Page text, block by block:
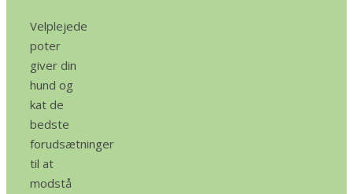
Velplejede
poter
giver din
hund og
kat de
bedste
forudsætninger
til at
modstå